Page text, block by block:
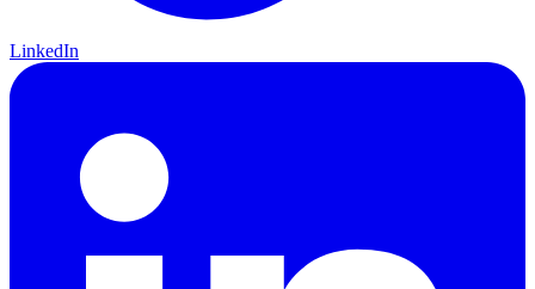
LinkedIn